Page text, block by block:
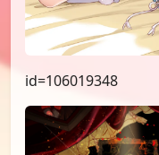
id=106019348